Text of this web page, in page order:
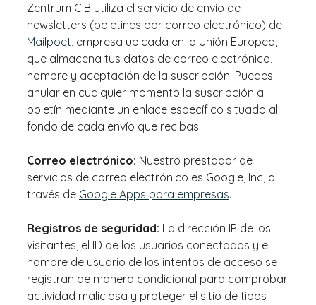
Zentrum C.B utiliza el servicio de envío de
newsletters (boletines por correo electrónico) de
Mailpoet, empresa ubicada en la Unión Europea,
que almacena tus datos de correo electrónico,
nombre y aceptación de la suscripción. Puedes
anular en cualquier momento la suscripción al
boletín mediante un enlace específico situado al
fondo de cada envío que recibas
Correo electrónico: Nuestro prestador de
servicios de correo electrónico es Google, Inc, a
través de Google Apps para empresas.
Registros de seguridad: La dirección IP de los
visitantes, el ID de los usuarios conectados y el
nombre de usuario de los intentos de acceso se
registran de manera condicional para comprobar
actividad maliciosa y proteger el sitio de tipos